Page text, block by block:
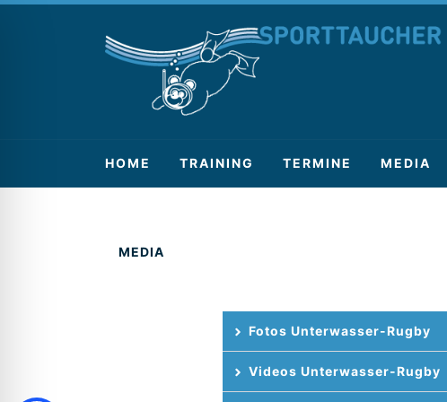
HOME TRAINING TERMINE MEDIA
MEDIA
Fotos Unterwasser-Rugby
Videos Unterwasser-Rugby